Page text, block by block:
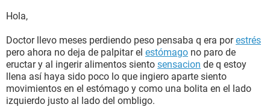
SEXUALIDAD
GLOSARIO
Hola,
Doctor llevo meses perdiendo peso pensaba q era porestrés
pero ahora no deja de palpitar el estómago no paro de
eructar y al ingerir alimentos siento sensacion de q estoy
llena así haya sido poco lo que ingiero aparte siento
movimientos en el estómago y como una bolita en el lado
izquierdo justo al lado del ombligo.